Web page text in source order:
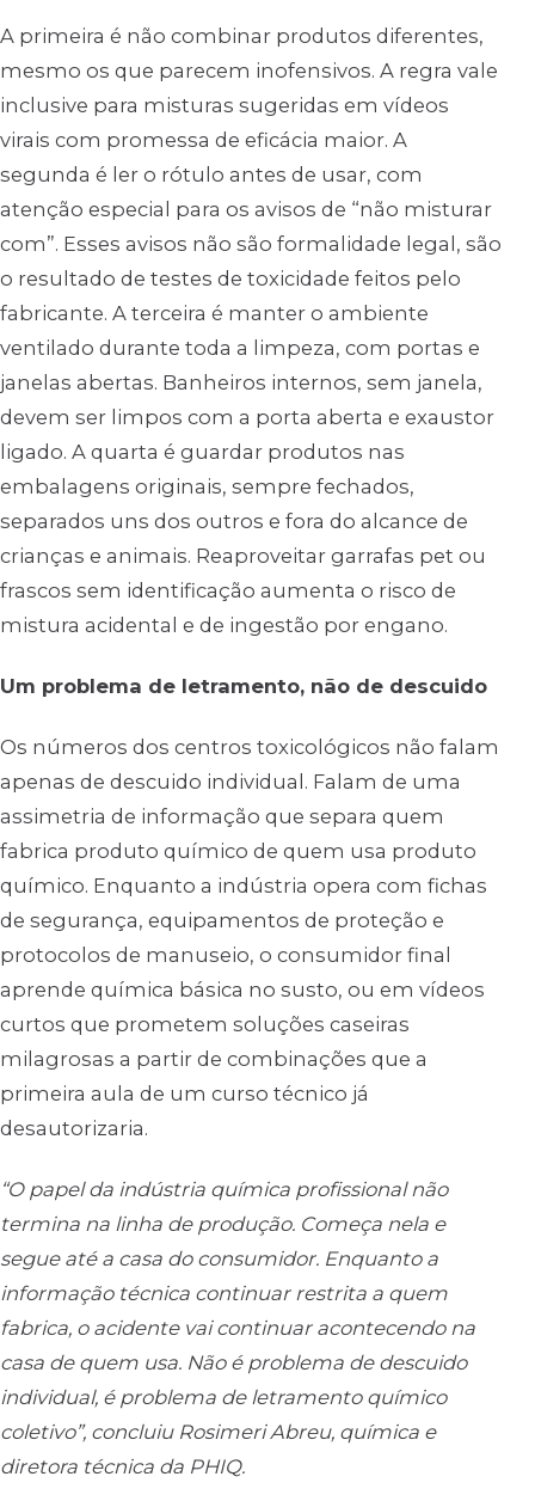
A primeira é não combinar produtos diferentes,
mesmo os que parecem inofensivos. A regra vale
inclusive para misturas sugeridas em vídeos
virais com promessa de eficácia maior. A
segunda é ler o rótulo antes de usar, com
atenção especial para os avisos de “não misturar
com”. Esses avisos não são formalidade legal, são
o resultado de testes de toxicidade feitos pelo
fabricante. A terceira é manter o ambiente
ventilado durante toda a limpeza, com portas e
janelas abertas. Banheiros internos, sem janela,
devem ser limpos com a porta aberta e exaustor
ligado. A quarta é guardar produtos nas
embalagens originais, sempre fechados,
separados uns dos outros e fora do alcance de
crianças e animais. Reaproveitar garrafas pet ou
frascos sem identificação aumenta o risco de
mistura acidental e de ingestão por engano.
Um problema de letramento, não de descuido
Os números dos centros toxicológicos não falam
apenas de descuido individual. Falam de uma
assimetria de informação que separa quem
fabrica produto químico de quem usa produto
químico. Enquanto a indústria opera com fichas
de segurança, equipamentos de proteção e
protocolos de manuseio, o consumidor final
aprende química básica no susto, ou em vídeos
curtos que prometem soluções caseiras
milagrosas a partir de combinações que a
primeira aula de um curso técnico já
desautorizaria.
“O papel da indústria química profissional não
termina na linha de produção. Começa nela e
segue até a casa do consumidor. Enquanto a
informação técnica continuar restrita a quem
fabrica, o acidente vai continuar acontecendo na
casa de quem usa. Não é problema de descuido
individual, é problema de letramento químico
coletivo”, concluiu Rosimeri Abreu, química e
diretora técnica da PHIQ.